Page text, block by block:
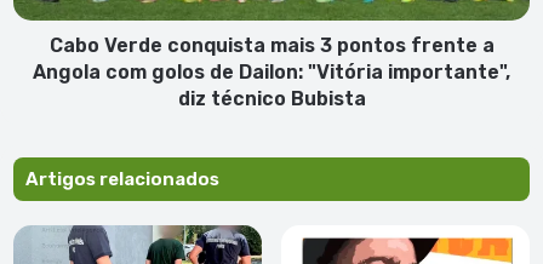
Angola
golos
importante",
diz
Bubista
Cabo Verde conquista mais 3 pontos frente a
Angola com golos de Dailon: "Vitória importante",
diz técnico Bubista
Artigos relacionados